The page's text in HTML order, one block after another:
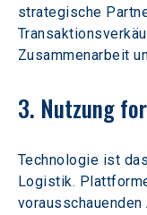
strategische
Zusammenarbeit
3. Nutzung
Technologie ist
Logistik.